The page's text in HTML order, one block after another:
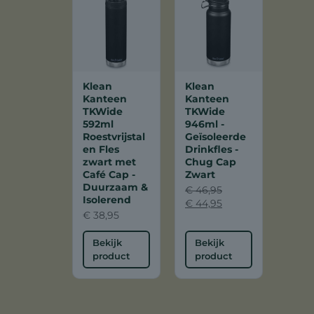
p
r
i
j
s
w
a
s
:
€
3
s
2
,
0
.
Klean
Kanteen
TKWide
592ml
Roestvrijstal
en Fles
zwart met
Café Cap -
Duurzaam &
Isolerend
€ 38,95
Bekijk
product
Klean
Kanteen
TKWide
946ml -
Geïsoleerde
Drinkfles -
Chug Cap
Zwart
€46,95
O
r
r
o
€ 44,95
i
d
i
g
e
Bekijk
product